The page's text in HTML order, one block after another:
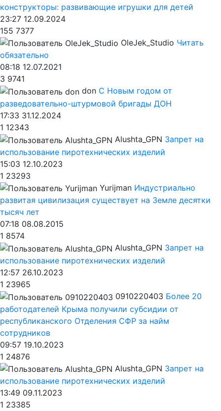
конструкторы: развивающие игрушки для детей
23:27 12.09.2024
155 7377
OleJek_Studio Читать
обязательно
08:18 12.07.2021
3 9741
don С Новым годом от
разведовательно-штурмовой бригады ДОН
17:33 31.12.2024
1 12343
Alushta_GPN Запрет на
использование пиротехнических изделий
15:03 12.10.2023
1 23293
Yurijman Индустриально
развитая цивилизация существует на Земле десятки
тысяч лет
07:18 08.08.2015
1 8574
Alushta_GPN Запрет на
использование пиротехнических изделий
12:57 26.10.2023
1 23965
0910220403 Более 20
работодателей Крыма получили субсидии от
республиканского Отделения СФР за найм
сотрудников
09:57 19.10.2023
1 24876
Alushta_GPN Запрет на
использование пиротехнических изделий
13:49 09.11.2023
1 23385